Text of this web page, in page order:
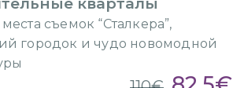
съемок “Сталкера”,
городок и чудо новомодной